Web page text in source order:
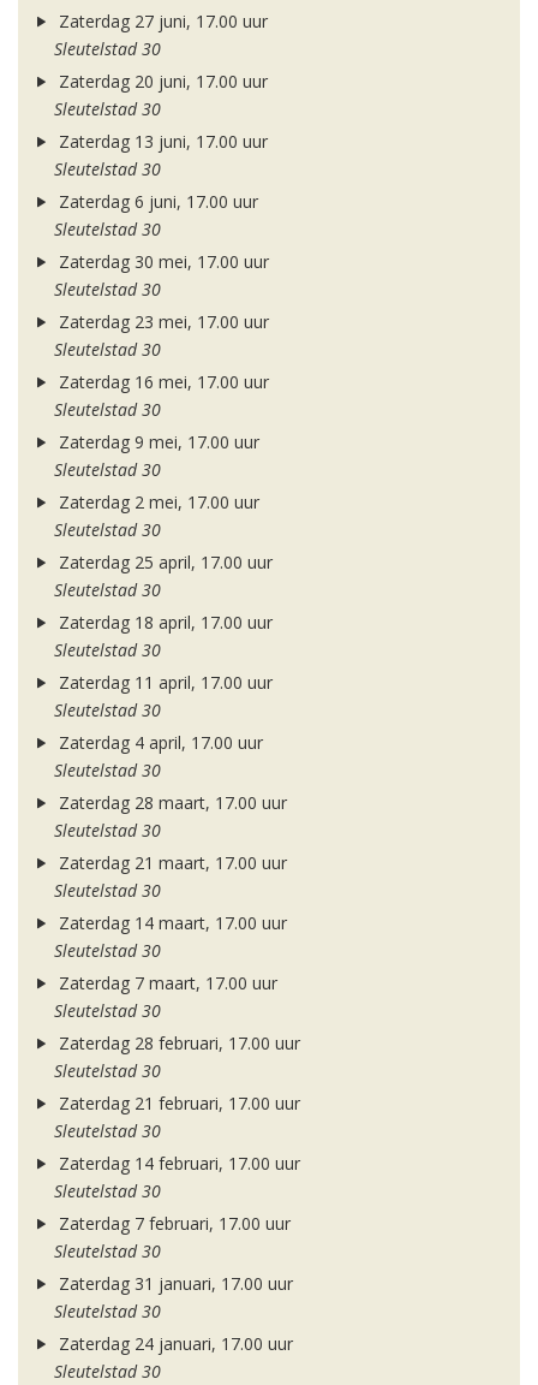
Zaterdag 27 juni, 17.00 uur
Sleutelstad 30
Zaterdag 20 juni, 17.00 uur
Sleutelstad 30
Zaterdag 13 juni, 17.00 uur
Sleutelstad 30
Zaterdag 6 juni, 17.00 uur
Sleutelstad 30
Zaterdag 30 mei, 17.00 uur
Sleutelstad 30
Zaterdag 23 mei, 17.00 uur
Sleutelstad 30
Zaterdag 16 mei, 17.00 uur
Sleutelstad 30
Zaterdag 9 mei, 17.00 uur
Sleutelstad 30
Zaterdag 2 mei, 17.00 uur
Sleutelstad 30
Zaterdag 25 april, 17.00 uur
Sleutelstad 30
Zaterdag 18 april, 17.00 uur
Sleutelstad 30
Zaterdag 11 april, 17.00 uur
Sleutelstad 30
Zaterdag 4 april, 17.00 uur
Sleutelstad 30
Zaterdag 28 maart, 17.00 uur
Sleutelstad 30
Zaterdag 21 maart, 17.00 uur
Sleutelstad 30
Zaterdag 14 maart, 17.00 uur
Sleutelstad 30
Zaterdag 7 maart, 17.00 uur
Sleutelstad 30
Zaterdag 28 februari, 17.00 uur
Sleutelstad 30
Zaterdag 21 februari, 17.00 uur
Sleutelstad 30
Zaterdag 14 februari, 17.00 uur
Sleutelstad 30
Zaterdag 7 februari, 17.00 uur
Sleutelstad 30
Zaterdag 31 januari, 17.00 uur
Sleutelstad 30
Zaterdag 24 januari, 17.00 uur
Sleutelstad 30